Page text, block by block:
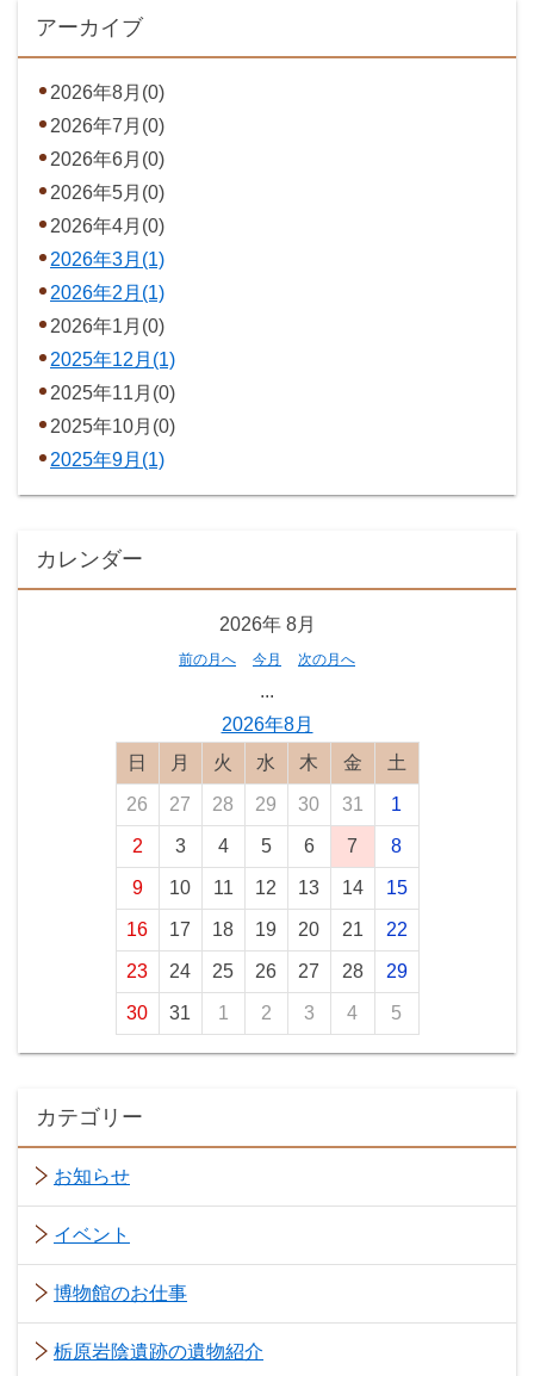
アーカイブ
2026年8月(0)
2026年7月(0)
2026年6月(0)
2026年5月(0)
2026年4月(0)
2026年3月(1)
2026年2月(1)
2026年1月(0)
2025年12月(1)
2025年11月(0)
2025年10月(0)
2025年9月(1)
カレンダー
2026年 8月
前の月へ 今月 次の月へ
...
2026年8月
日曜日月曜日火曜日水曜日木曜日金曜日土曜日
26 27 28 29 30 31 1
2 3 4 5 6 7 8
9 10 11 12 13 14 15
16 17 18 19 20 21 22
23 24 25 26 27 28 29
30 31 1 2 3 4 5
カテゴリー
お知らせ
イベント
博物館のお仕事
栃原岩陰遺跡の遺物紹介